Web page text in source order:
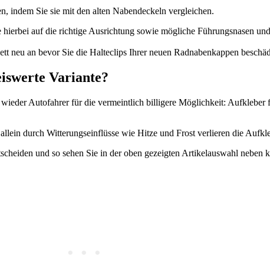
indem Sie sie mit den alten Nabendeckeln vergleichen.
auf die richtige Ausrichtung sowie mögliche Führungsnasen
neu an bevor Sie die Halteclips Ihrer neuen Radnabenkappen
Variante?
Autofahrer für die vermeintlich billigere Möglichkeit:
durch Witterungseinflüsse wie Hitze und Frost verlieren die
und so sehen Sie in der oben gezeigten Artikelauswahl neben